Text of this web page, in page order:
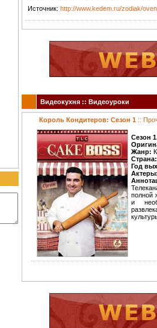
Источник: http://www.kedem.ru/zodiak/
Видеокухня :: Видеоуроки
Король Кондитеров: Сезон 1 ::
Сезон
Жанр:
Страна:
Год
полной
и